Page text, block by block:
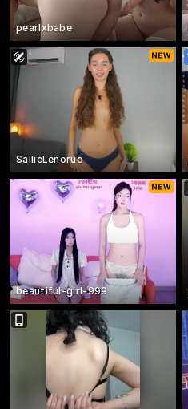
pearlxbabe
SallieLenorud
beautiful-girl-999